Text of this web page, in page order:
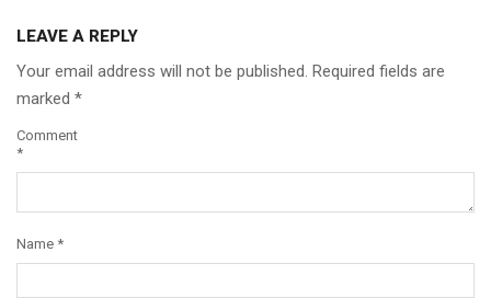
LEAVE A REPLY
Your email address will not be published. Required fields are
marked *
Comment
*
Name *